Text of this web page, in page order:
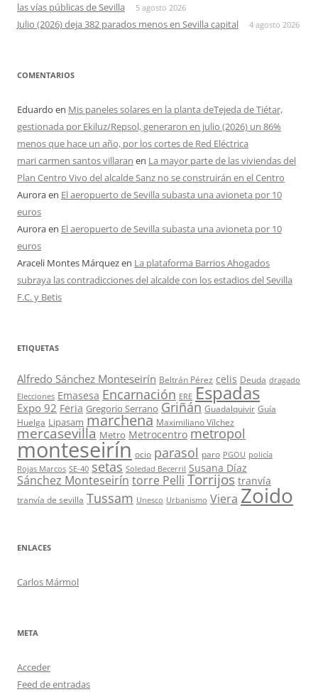
las vías públicas de Sevilla
5 agosto 2026
Julio (2026) deja 382 parados menos en Sevilla capital 4 agosto 2026
COMENTARIOS
Eduardo en Mis paneles solares en la planta deTejeda de Tiétar,
gestionada por Ekiluz/Repsol, generaron en julio (2026) un 86%
menos que hace un año, por los cortes de Red Eléctrica
mari carmen santos villaran en La mayor parte de las viviendas del
Plan Centro Vivo del alcalde Sanz no se construirán en el Centro
Auroraen El aeropuerto de Sevilla subasta una avioneta por 10
euros
Auroraen El aeropuerto de Sevilla subasta una avioneta por 10
euros
Araceli Montes Márquezen La plataforma Barrios Ahogados
subraya las contradicciones del alcalde con los estadios del Sevilla
F.C. y Betis
ETIQUETAS
Alfredo Sánchez Monteseirín Beltrán Pérez celis Deuda dragado
Elecciones Emasesa Encarnación ERE Espadas
Expo 92 Feria Gregorio Serrano Griñán Guadalquivir Guía
Huelga Lipasam marchena Maximiliano Vílchez
mercasevilla Metro Metrocentro metropol
monteseirín ocio parasol paro PGOU policía
Rojas Marcos SE-40 setas Soledad Becerril Susana Díaz
Sánchez Monteseirín torre Pelli Torrijos tranvía
tranvía de sevilla Tussam Unesco Urbanismo Viera Zoido
ENLACES
Carlos Mármol
META
Acceder
Feed de entradas